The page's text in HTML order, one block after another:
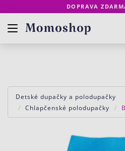
DOPRAVA
Detské dupačky a polodupačky
Chlapčenské polodupačky